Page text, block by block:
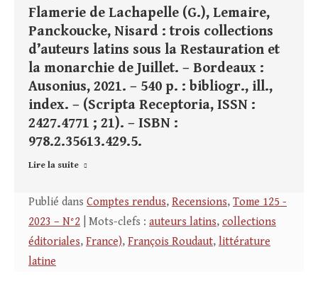
Flamerie de Lachapelle (G.), Lemaire,
Panckoucke, Nisard : trois collections
d’auteurs latins sous la Restauration et
la monarchie de Juillet. – Bordeaux :
Ausonius, 2021. – 540 p. : bibliogr., ill.,
index. – (Scripta Receptoria, ISSN :
2427.4771 ; 21). – ISBN :
978.2.35613.429.5.
Lire la suite
Publié dans Comptes rendus, Recensions, Tome 125 -
2023 – N°2 | Mots-clefs : auteurs latins, collections
éditoriales, France), François Roudaut, littérature
latine